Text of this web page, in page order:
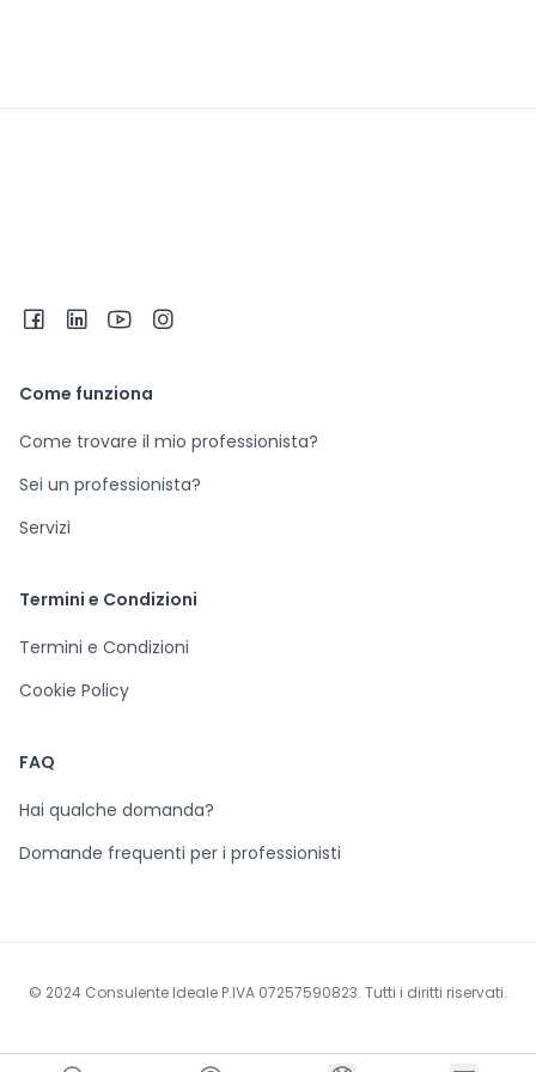
Come funziona
Come trovare il mio professionista?
Sei un professionista?
Servizi
Termini e Condizioni
Termini e Condizioni
Cookie Policy
FAQ
Hai qualche domanda?
Domande frequenti per i professionisti
© 2024 Consulente Ideale P.IVA 07257590823. Tutti i diritti riservati.